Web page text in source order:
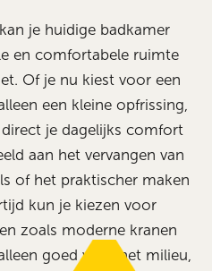
je huidige badkamer
en comfortabele ruimte
Of je nu kiest voor een
een kleine opfrissing,
je dagelijks comfort
aan het vervangen van
of het praktischer maken
kun je kiezen voor
zoals moderne kranen
goed voor het milieu,